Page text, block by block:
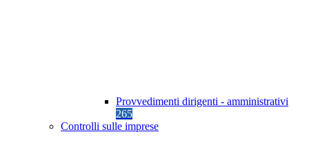
Provvedimenti dirigenti - amministrativi
265
Controlli sulle imprese